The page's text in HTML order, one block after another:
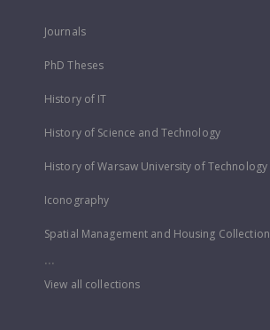
Journals
PhD Theses
History of IT
History of Science and Technology
History of Warsaw University of Technology
Iconography
Spatial Management and Housing Collection
...
View all collections